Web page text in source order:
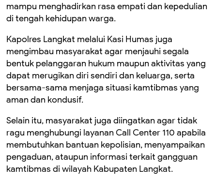
mampu menghadirkan rasa empati dan kepedulian
di tengah kehidupan warga.
Kapolres Langkat melalui Kasi Humas juga
mengimbau masyarakat agar menjauhi segala
bentuk pelanggaran hukum maupun aktivitas yang
dapat merugikan diri sendiri dan keluarga, serta
bersama-sama menjaga situasi kamtibmas yang
aman dan kondusif.
Selain itu, masyarakat juga diingatkan agar tidak
ragu menghubungi layanan Call Center 110 apabila
membutuhkan bantuan kepolisian, menyampaikan
pengaduan, ataupun informasi terkait gangguan
kamtibmas di wilayah Kabupaten Langkat.